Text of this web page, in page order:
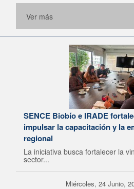
Ver más
SENCE Biobío e IRADE
impulsar la capacitación y la
regional
La iniciativa busca fortalecer la
sector...
Miércoles, 24 Junio,